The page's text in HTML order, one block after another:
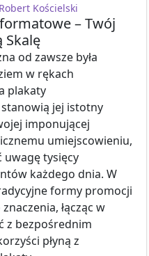
Robert Kościelski
– Twój
Skalę
od zawsze była
w rękach
plakaty
jej istotny
imponującej
umiejscowieniu,
uwagę tysięcy
każdego dnia. W
formy promocji
łącząc w
z bezpośrednim
płyną z